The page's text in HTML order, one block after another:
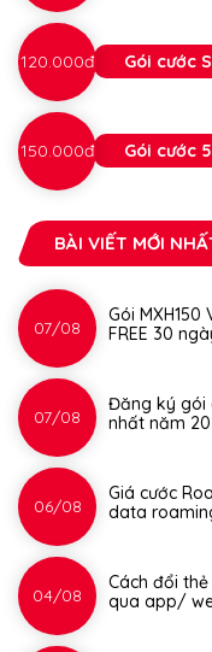
120.000đ Gói cước
150.000đ Gói cước
BÀI VIẾT MỚI
07/08
Gói
FREE 30
07/08
Đăng ký gói
nhất năm
06/08
Giá cước
data
04/08
Cách đổi
qua app/